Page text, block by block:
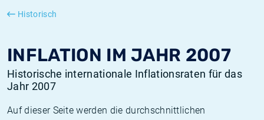
Historisch
INFLATION IM JAHR 2007
Historische internationale Inflationsraten für das
Jahr 2007
Auf dieser Seite werden die durchschnittlichen
SONIA
Europäische inflation
Historische SONIA-Sätze